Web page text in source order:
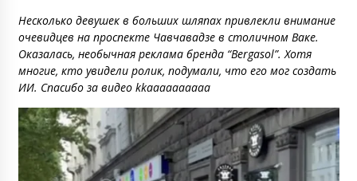
Несколько девушек в больших шляпах привлекли внимание
очевидцев на проспекте Чавчавадзе в столичном Ваке.
Оказалась, необычная реклама бренда “Bergasol”. Хотя
многие, кто увидели ролик, подумали, что его мог создать
ИИ. Спасибо за видео kkaaaaaaaaaa